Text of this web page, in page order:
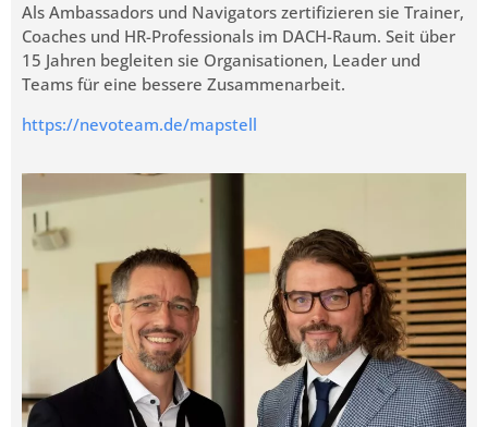
Als Ambassadors und Navigators zertifizieren sie Trainer,
Coaches und HR-Professionals im DACH-Raum. Seit über
15 Jahren begleiten sie Organisationen, Leader und
Teams für eine bessere Zusammenarbeit.
https://nevoteam.de/mapstell